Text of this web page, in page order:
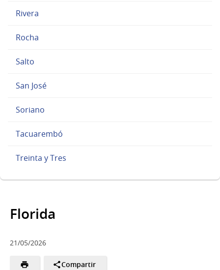
Rivera
Rocha
Salto
San José
Soriano
Tacuarembó
Treinta y Tres
Florida
21/05/2026
Compartir